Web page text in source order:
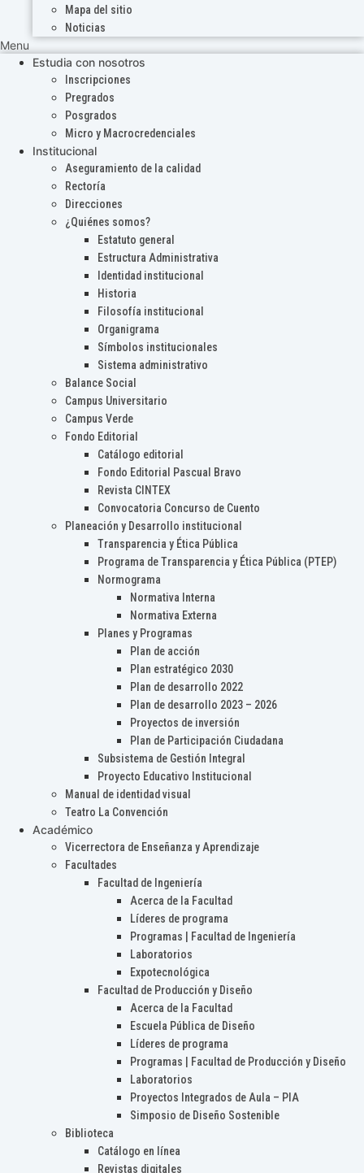
Mapa del sitio
Noticias
Menu
Estudia con nosotros
Inscripciones
Pregrados
Posgrados
Micro y Macrocredenciales
Institucional
Aseguramiento de la calidad
Rectoría
Direcciones
¿Quiénes somos?
Estatuto general
Estructura Administrativa
Identidad institucional
Historia
Filosofía institucional
Organigrama
Símbolos institucionales
Sistema administrativo
Balance Social
Campus Universitario
Campus Verde
Fondo Editorial
Catálogo editorial
Fondo Editorial Pascual Bravo
Revista CINTEX
Convocatoria Concurso de Cuento
Planeación y Desarrollo institucional
Transparencia y Ética Pública
Programa de Transparencia y Ética Pública (PTEP)
Normograma
Normativa Interna
Normativa Externa
Planes y Programas
Plan de acción
Plan estratégico 2030
Plan de desarrollo 2022
Plan de desarrollo 2023 – 2026
Proyectos de inversión
Plan de Participación Ciudadana
Subsistema de Gestión Integral
Proyecto Educativo Institucional
Manual de identidad visual
Teatro La Convención
Académico
Vicerrectora de Enseñanza y Aprendizaje
Facultades
Facultad de Ingeniería
Acerca de la Facultad
Líderes de programa
Programas | Facultad de Ingeniería
Laboratorios
Expotecnológica
Facultad de Producción y Diseño
Acerca de la Facultad
Escuela Pública de Diseño
Líderes de programa
Programas | Facultad de Producción y Diseño
Laboratorios
Proyectos Integrados de Aula – PIA
Simposio de Diseño Sostenible
Biblioteca
Catálogo en línea
Revistas digitales